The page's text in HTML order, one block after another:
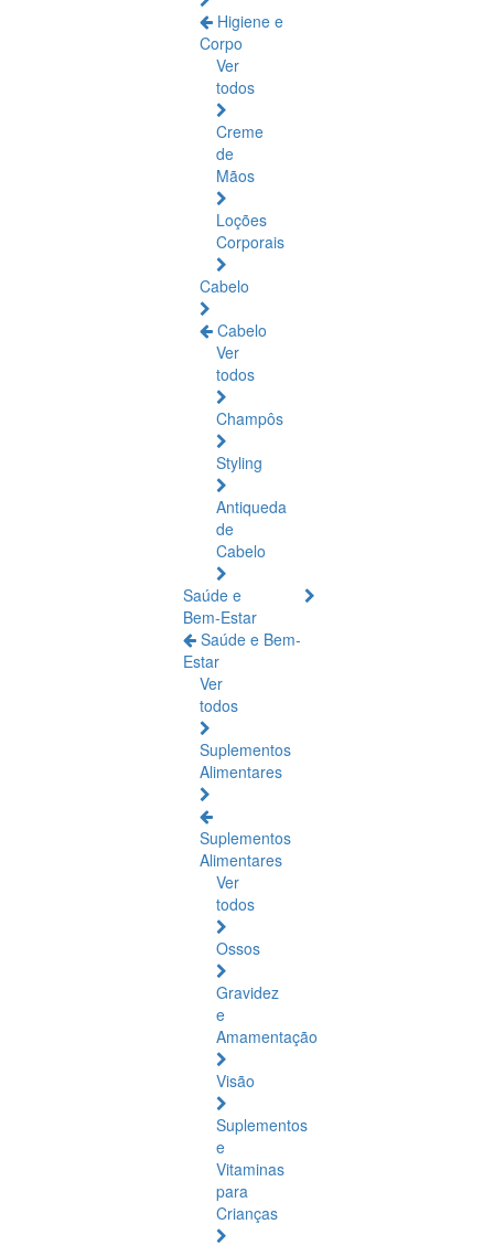
Higiene e
Corpo
Ver
todos
Creme
de
Mãos
Loções
Corporais
Cabelo
Cabelo
Ver
todos
Champôs
Styling
Antiqueda
de
Cabelo
Saúde e
Bem-Estar
Saúde e Bem-
Estar
Ver
todos
Suplementos
Alimentares
Suplementos
Alimentares
Ver
todos
Ossos
Gravidez
e
Amamentação
Visão
Suplementos
e
Vitaminas
para
Crianças